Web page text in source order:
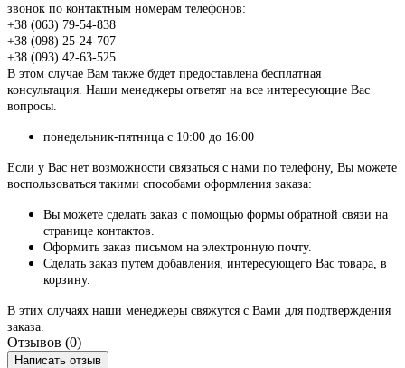
звонок по контактным номерам телефонов:
+38 (063) 79-54-838
+38 (098) 25-24-707
+38 (093) 42-63-525
В этом случае Вам также будет предоставлена бесплатная
консультация. Наши менеджеры ответят на все интересующие Вас
вопросы.
понедельник-пятница с 10:00 до 16:00
Если у Вас нет возможности связаться с нами по телефону, Вы можете
воспользоваться такими способами оформления заказа:
Вы можете сделать заказ с помощью формы обратной связи на
странице контактов.
Оформить заказ письмом на электронную почту.
Сделать заказ путем добавления, интересующего Вас товара, в
корзину.
В этих случаях наши менеджеры свяжутся с Вами для подтверждения
заказа.
Отзывов (0)
Написать отзыв